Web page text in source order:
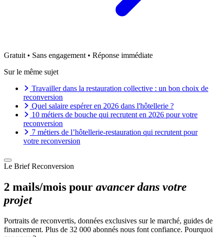
Gratuit • Sans engagement • Réponse immédiate
Sur le même sujet
Travailler dans la restauration collective : un bon choix de
reconversion
Quel salaire espérer en 2026 dans l'hôtellerie ?
10 métiers de bouche qui recrutent en 2026 pour votre
reconversion
7 métiers de l’hôtellerie-restauration qui recrutent pour
votre reconversion
Le Brief Reconversion
2 mails/mois pour avancer dans votre
projet
Portraits de reconvertis, données exclusives sur le marché, guides de
financement. Plus de 32 000 abonnés nous font confiance. Pourquoi